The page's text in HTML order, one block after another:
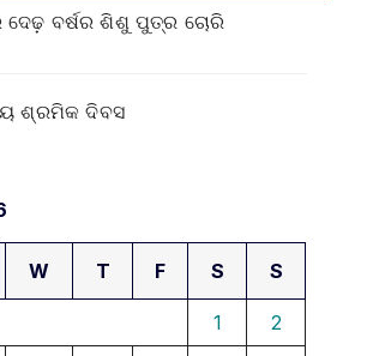
ବର୍ଷର ଶିଶୁ ପୁତ୍ର ଚୋରି
ଶ୍ରମିକ ଦିବସ
W T F S S
1
2